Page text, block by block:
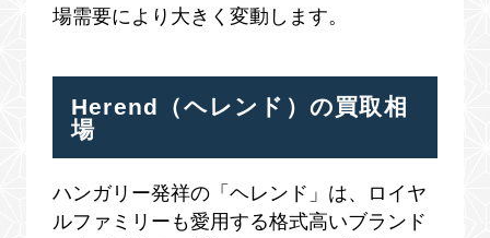
場需要により大きく変動します。
Herend（ヘレンド）の買取相
場
ハンガリー発祥の「ヘレンド」は、ロイヤ
ルファミリーも愛用する格式高いブランド